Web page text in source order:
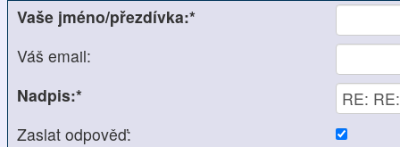
Vaše jméno/přezdívka:*
Váš email:
Nadpis:*
Zaslat odpověď: